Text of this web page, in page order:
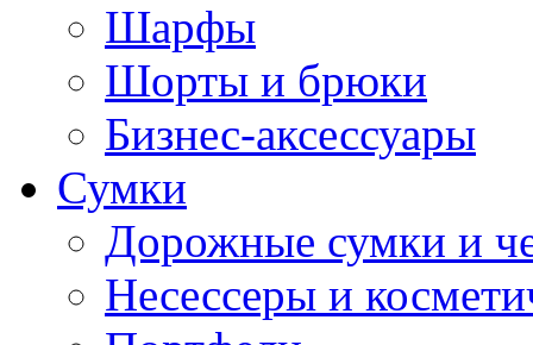
Шарфы
Шорты и брюки
Бизнес-аксессуары
Сумки
Дорожные сумки и
Несессеры и